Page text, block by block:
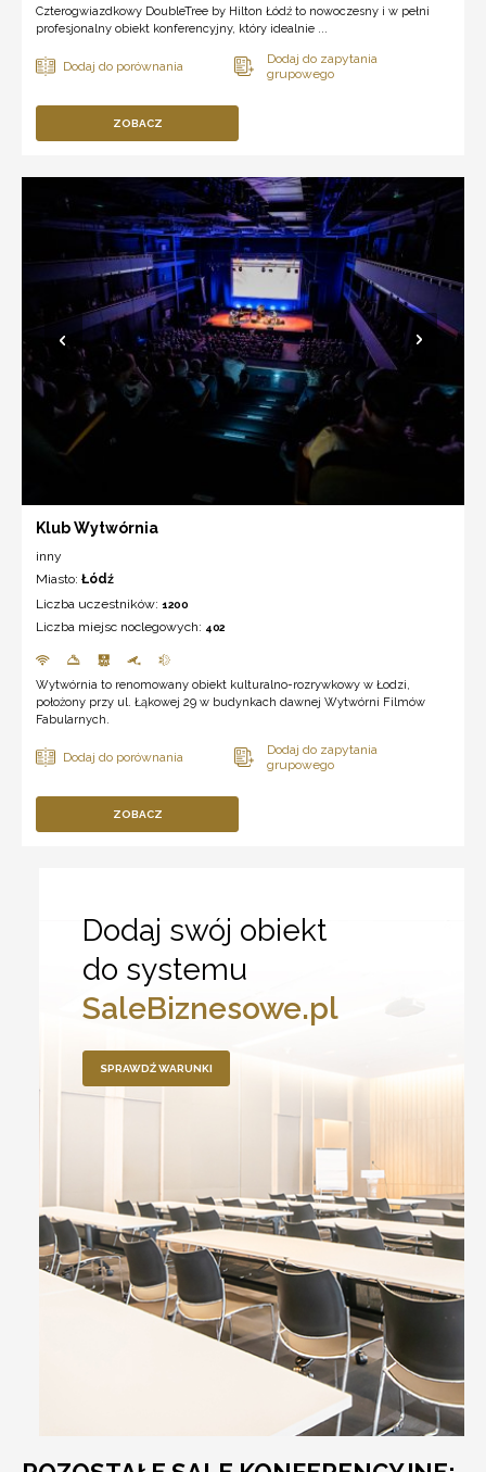
Czterogwiazdkowy DoubleTree by Hilton Łódź to nowoczesny i w pełni
profesjonalny obiekt konferencyjny, który idealnie ...
ZOBACZ
Klub Wytwórnia
inny
Miasto: Łódź
Liczba uczestników: 1200
Liczba miejsc noclegowych: 402
Wytwórnia to renomowany obiekt kulturalno-rozrywkowy w Łodzi,
położony przy ul. Łąkowej 29 w budynkach dawnej Wytwórni Filmów
Fabularnych.
ZOBACZ
Dodaj swój obiekt
do systemu
SaleBiznesowe.pl
SPRAWDŹ WARUNKI